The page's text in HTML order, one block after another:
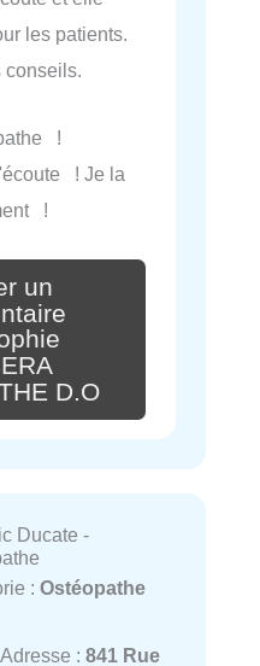
les patients.
!
! Je la
!
un
D.O
Ducate -
: Ostéopathe
Adresse : 841 Rue